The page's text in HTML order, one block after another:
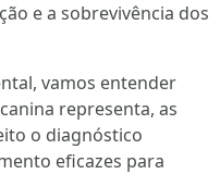
e a sobrevivência dos
vamos entender
representa, as
o diagnóstico
eficazes para